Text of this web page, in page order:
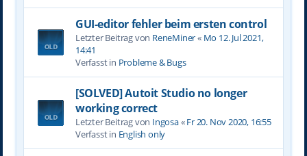
GUI-editor fehler beim ersten control
Letzter Beitrag von ReneMiner« Mo 12. Jul 2021,
14:41
Verfasst in Probleme & Bugs
[SOLVED] Autoit Studio no longer
working correct
Letzter Beitrag von Ingosa«Fr 20. Nov 2020, 16:55
Verfasst in English only